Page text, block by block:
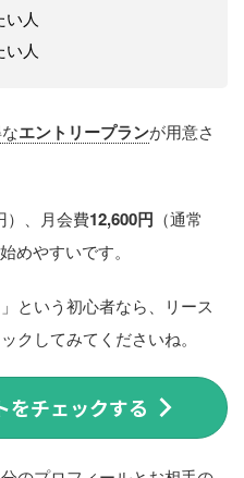
人
人
エントリープランが用意さ
）、月会費12,600円 （通常
めやすいです。
という初心者なら、リース
クしてみてくださいね。
をチェックする